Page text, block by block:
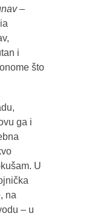
–
i
što
ga i
U
na
– u